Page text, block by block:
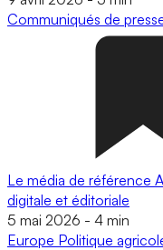
Communiqués de
Le média de référence
digitale et éditoriale
5 mai 2026 - 4 min
Europe Politique